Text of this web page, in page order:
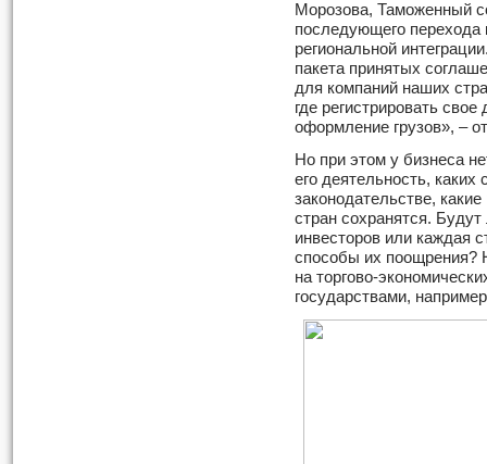
Морозова, Таможенный
последующего
региональной
пакета принятых
для компаний наших
где регистрировать
оформление грузов», –
Но при этом у бизнеса
его деятельность,
законодательстве,
стран сохранятся.
инвесторов или каждая
способы их поощрения?
на торгово-
государствами,